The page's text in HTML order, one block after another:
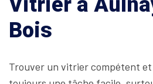
Bois
Trouver un vitrier compétent et